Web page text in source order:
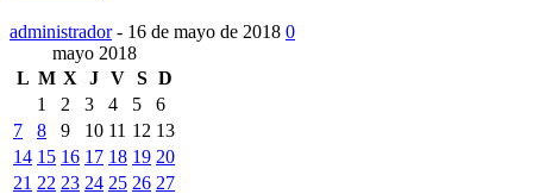
administrador - 16 de mayo de 2018 0
mayo 2018
L M X J V S D
1
2 3 4 5
6
7
8 9 10 11 12 13
14 15 16 17 18 19 20
21 22 23 24 25 26 27